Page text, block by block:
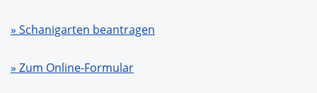
» Schanigarten beantragen
» Zum Online-Formular